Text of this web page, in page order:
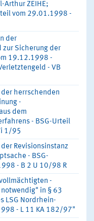
Arthur ZEIHE;
vom 29.01.1998 -
der
zur Sicherung der
19.12.1998 -
- VB
herrschenden
-
dem
- BSG-Urteil
1/95
Revisionsinstanz
- BSG-
- B 2 U 10/98 R
-
in § 63
LSG Nordrhein-
- L 11 KA 182/97"